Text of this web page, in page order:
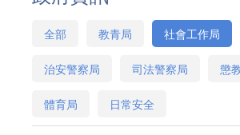
全部 教青局 社會工作局
治安警察局 司法警察局 懲
體育局 日常安全